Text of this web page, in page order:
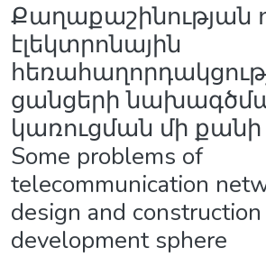
Քաղաքաշինության
էլեկտրոնային
ցանցերի
կառուցման մի
Some problems of
telecommunication
design and
development sphere